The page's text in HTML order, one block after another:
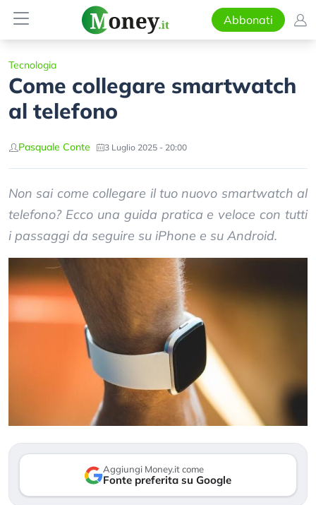
Abbonati
Tecnologia
Come collegare smartwatch
al telefono
Pasquale Conte 3 Luglio 2025 - 20:00
Non sai come collegare il tuo nuovo smartwatch al
telefono? Ecco una guida pratica e veloce con tutti
i passaggi da seguire su iPhone e su Android.
Aggiungi Money.it come
Fonte preferita su Google